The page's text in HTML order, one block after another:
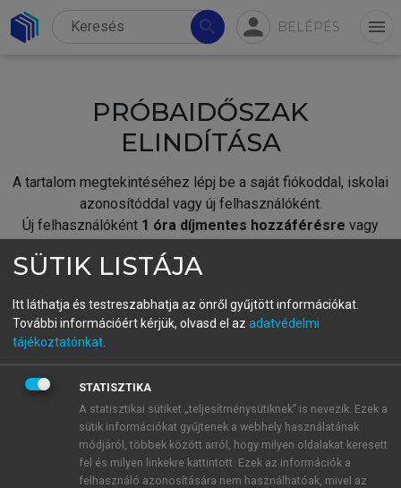
search person BELÉPÉS menu
PRÓBAIDŐSZAK
ELINDÍTÁSA
A tartalom megtekintéséhez lépj be a saját fiókoddal, iskolai
azonosítóddal vagy új felhasználóként.
Új felhasználóként 1 óra díjmentes hozzáférésre vagy
fiókoddal,vagy hozz létre új fiókot.
A regisztráció után apróbaidőszakautomatikusan
BELÉPÉS SAJÁT FIÓKKAL
ÚJ FIÓK LÉTREHOZÁSA
1 óra díjmentes hozzáférés
SÜTIK LISTÁJA
Itt láthatja és testreszabhatja az önről gyűjtött információkat.
További információért kérjük, olvasd el az adatvédelmi
tájékoztatónkat
STATISZTIKA
A statisztikai sütiket „teljesítménysütiknek” is nevezik. Ezek a
sütik információkat gyűjtenek a webhely használatának
módjáról, többek között arról, hogy milyen oldalakat keresett
fel és milyen linkekre kattintott. Ezek az információk a
felhasználó azonosítására nem használhatóak, mivel az